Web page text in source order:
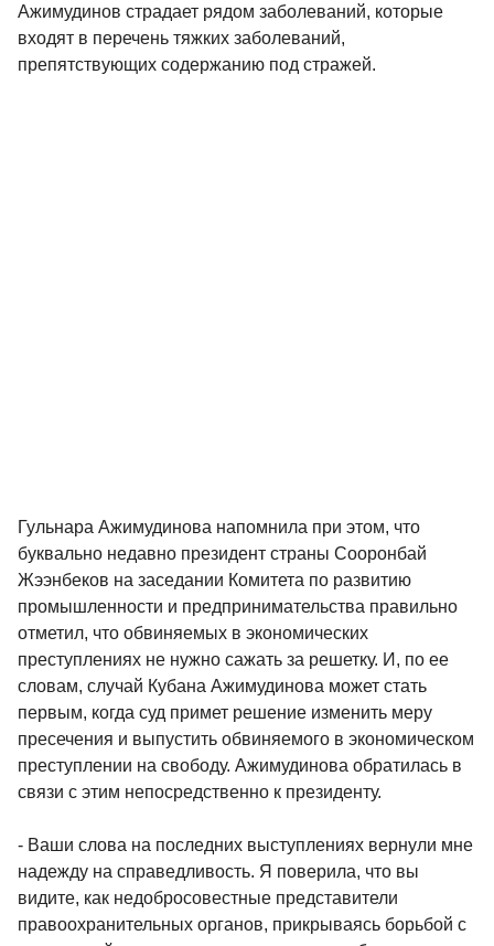
Ажимудинов страдает рядом заболеваний, которые
входят в перечень тяжких заболеваний,
препятствующих содержанию под стражей.
Гульнара Ажимудинова напомнила при этом, что
буквально недавно президент страны Сооронбай
Жээнбеков на заседании Комитета по развитию
промышленности и предпринимательства правильно
отметил, что обвиняемых в экономических
преступлениях не нужно сажать за решетку. И, по ее
словам, случай Кубана Ажимудинова может стать
первым, когда суд примет решение изменить меру
пресечения и выпустить обвиняемого в экономическом
преступлении на свободу. Ажимудинова обратилась в
связи с этим непосредственно к президенту.
- Ваши слова на последних выступлениях вернули мне
надежду на справедливость. Я поверила, что вы
видите, как недобросовестные представители
правоохранительных органов, прикрываясь борьбой с